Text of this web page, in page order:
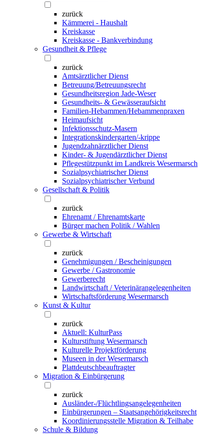
zurück
Kämmerei - Haushalt
Kreiskasse
Kreiskasse - Bankverbindung
Gesundheit & Pflege
zurück
Amtsärztlicher Dienst
Betreuung/Betreuungsrecht
Gesundheitsregion Jade-Weser
Gesundheits- & Gewässeraufsicht
Familien-Hebammen/Hebammenpraxen
Heimaufsicht
Infektionsschutz-Masern
Integrationskindergarten/-krippe
Jugendzahnärztlicher Dienst
Kinder- & Jugendärztlicher Dienst
Pflegestützpunkt im Landkreis Wesermarsch
Sozialpsychiatrischer Dienst
Sozialpsychiatrischer Verbund
Gesellschaft & Politik
zurück
Ehrenamt / Ehrenamtskarte
Bürger machen Politik / Wahlen
Gewerbe & Wirtschaft
zurück
Genehmigungen / Bescheinigungen
Gewerbe / Gastronomie
Gewerberecht
Landwirtschaft / Veterinärangelegenheiten
Wirtschaftsförderung Wesermarsch
Kunst & Kultur
zurück
Aktuell: KulturPass
Kulturstiftung Wesermarsch
Kulturelle Projektförderung
Museen in der Wesermarsch
Plattdeutschbeauftragter
Migration & Einbürgerung
zurück
Ausländer-/Flüchtlingsangelegenheiten
Einbürgerungen – Staatsangehörigkeitsrecht
Koordinierungsstelle Migration & Teilhabe
Schule & Bildung